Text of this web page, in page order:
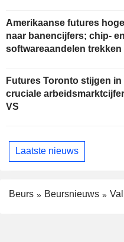
Amerikaanse futures
naar banencijfers; chip- en
softwareaandelen trekken
Futures Toronto stijgen
cruciale
VS
Laatste nieuws
Beurs Beursnieuws